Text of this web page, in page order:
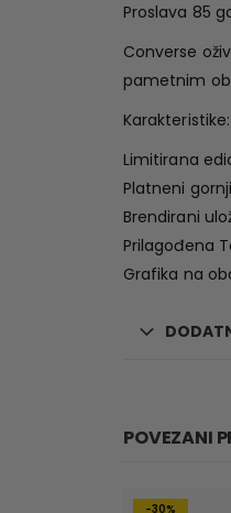
Proslava 85
Converse
pametnim
Karakteristike:
Limitirana
Platneni
Brendirani
Prilagođena
Grafika na
POVEZANI
-30%